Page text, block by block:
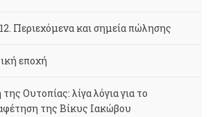
Περιεχόμενα και σημεία πώλησης
εποχή
Ουτοπίας: λίγα λόγια για το
της Βίκυς Ιακώβου